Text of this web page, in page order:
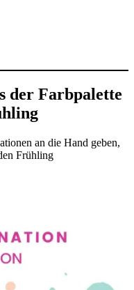
der Farbpalette
an die Hand geben,
Frühling